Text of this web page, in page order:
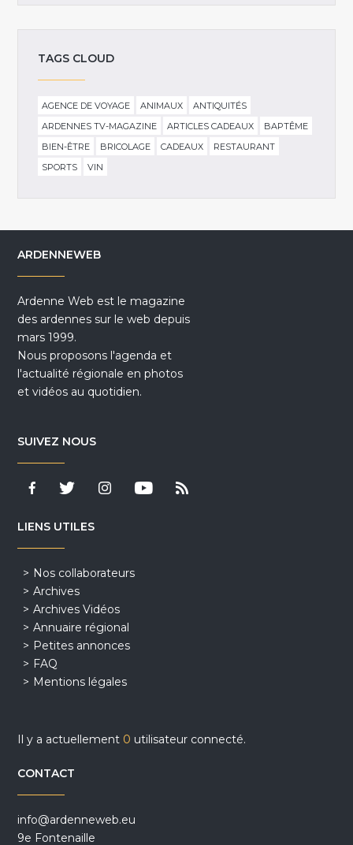
TAGS CLOUD
AGENCE DE VOYAGE ANIMAUX
ANTIQUITÉS
ARDENNES TV-MAGAZINE
ARTICLES CADEAUX
BAPTÊME
BIEN-ÊTRE
BRICOLAGE CADEAUX
RESTAURANT
SPORTS
VIN
ARDENNEWEB
Ardenne Web est le magazine
des ardennes sur le web depuis
mars 1999.
Nous proposons l'agenda et
l'actualité régionale en photos
et vidéos au quotidien.
SUIVEZ NOUS
LIENS UTILES
Nos collaborateurs
Archives
Archives Vidéos
Annuaire régional
Petites annonces
FAQ
Mentions légales
Il y a actuellement 0 utilisateur connecté.
CONTACT
info@ardenneweb.eu
9e Fontenaille